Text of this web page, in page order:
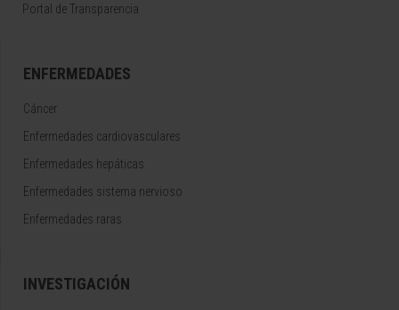
Portal de Transparencia
ENFERMEDADES
Cáncer
Enfermedades cardiovasculares
Enfermedades hepáticas
Enfermedades sistema nervioso
Enfermedades raras
INVESTIGACIÓN